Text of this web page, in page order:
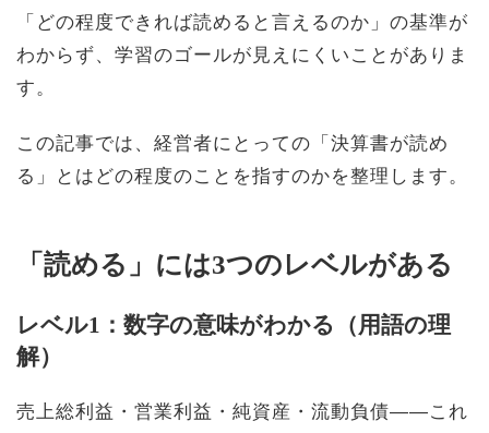
「どの程度できれば読めると言えるのか」の基準が
わからず、学習のゴールが見えにくいことがありま
す。
この記事では、経営者にとっての「決算書が読め
る」とはどの程度のことを指すのかを整理します。
「読める」には3つのレベルがある
レベル1：数字の意味がわかる（用語の理
解）
売上総利益・営業利益・純資産・流動負債——これ